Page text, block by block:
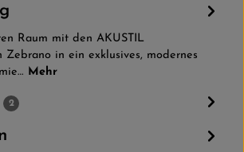
Raum mit den AKUSTIL
Zebrano in ein exklusives, modernes
Mehr
2